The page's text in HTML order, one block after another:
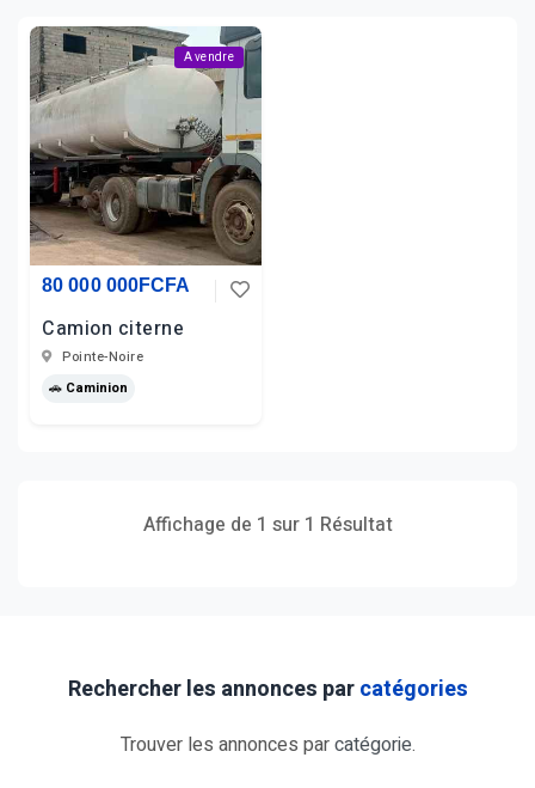
A vendre
80 000 000FCFA
Camion citerne
Pointe-Noire
🚗 Caminion
Affichage de 1 sur 1 Résultat
Rechercher les annonces parcatégories
Trouver les annonces parcatégorie.